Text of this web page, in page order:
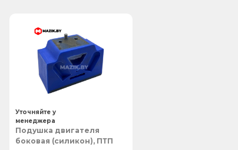
Подушка двигателя
боковая (силикон), ПТП
Уточняйте у
менеджера